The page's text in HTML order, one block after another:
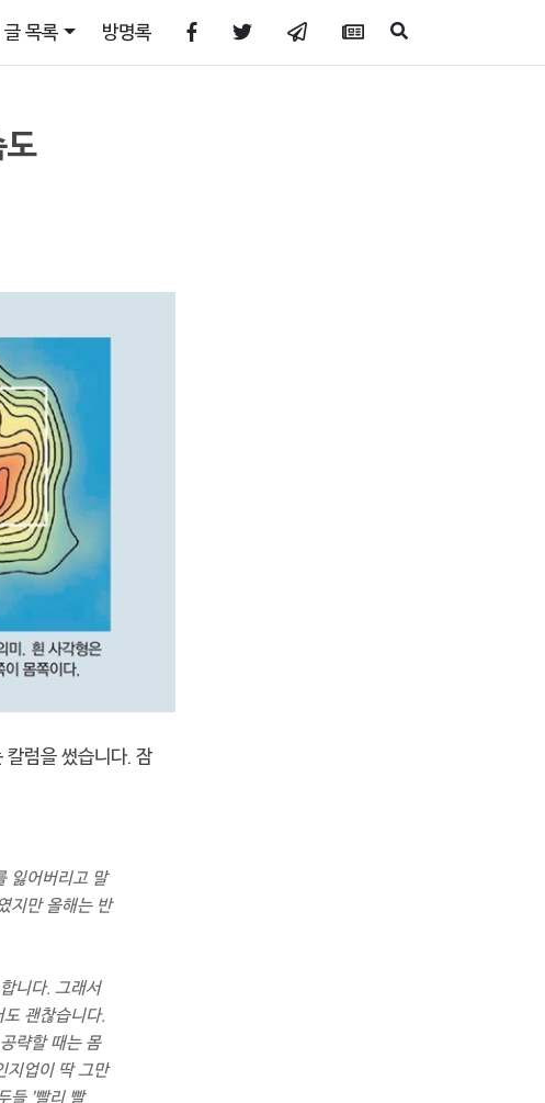
글 목록 방명록
칼럼을 썼습니다. 잠
잃어버리고 말
지만 올해는 반
니다. 그래서
괜찮습니다.
략할 때는 몸
지업이 딱 그만
들 '빨리 빨